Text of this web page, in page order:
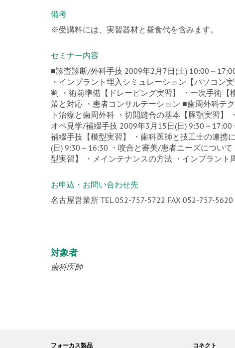
備考
※受講料には、実習器材と昼食代を含みます。
セミナー内容
■診査診断/外科手技 2009年2月7日(土) 10:00～
・インプラント埋入シミュレーション【パソコン
割 ・術前準備【ドレーピング実習】 ・一次手術
策と対応 ・患者コンサルテーション ■歯周外科テ
ト治療と歯周外科 ・切開縫合の基本【豚顎実習】
オペ見学/補綴手技 2009年3月15日(日) 9:30～
補綴手技【模型実習】 ・歯科医師と技工士の連携
(日) 9:30～16:30 ・咬合と審美/患者ニーズについ
型実習】 ・メインテナンスの方法 ・インプラント
お申込・お問い合わせ先
名古屋営業所 TEL 052-757-5722 FAX 052-757-5620
対象者
歯科医師
フォーカス製品 コネクト